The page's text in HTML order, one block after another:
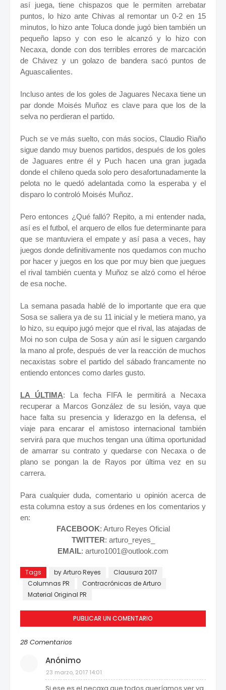
así juega, tiene chispazos que le permiten arrebatar
puntos, lo hizo ante Chivas al remontar un 0-2 en 15
minutos, lo hizo ante Toluca donde jugó bien también un
pequeño lapso y con eso le alcanzó y lo hizo con
Necaxa, donde con dos terribles errores de marcación
de Chávez y un golazo de bandera sacó puntos de
Aguascalientes.
Incluso antes de los goles de Jaguares Necaxa tiene un
par donde Moisés Muñoz es clave para que los de la
selva no perdieran el partido.
Puch se ve más suelto, con más socios, Claudio Riaño
sigue dando muy buenos partidos, después de los goles
de Jaguares entre él y Puch hacen una gran jugada
donde el chileno queda solo pero desafortunadamente la
pelota no le quedó adelantada como la esperaba y el
disparo lo controló Moisés Muñoz.
Pero entonces ¿Qué falló? Repito, a mi entender nada,
así es el futbol, el arquero de ellos fue determinante para
que se mantuviera el empate y así pasa a veces, hay
juegos donde definitivamente nos quedamos con mucho
por hacer y juegos en los que por muy bien que juegues
el rival también cuenta y Muñoz se alzó como el héroe
de esa noche.
La semana pasada hablé de lo importante que era que
Sosa se saliera ya de su 11 inicial y le metiera mano, ya
lo hizo, su equipo jugó mejor que el rival, las atajadas de
Moi no son culpa de Sosa y aún así le siguen cargando
la mano al profe, después de ver la reacción de muchos
necaxistas sobre el partido del sábado francamente no
entiendo entonces como darles gusto.
LA ÚLTIMA: La fecha FIFA le permitirá a Necaxa
recuperar a Marcos González de su lesión, vaya que
hace falta su presencia y liderazgo en la defensa, el
viaje para encarar el amistoso internacional también
servirá para que muchos tengan una última oportunidad
de amarrar su contrato y quedarse con Necaxa o de
plano se pongan la de Rayos por última vez en su
carrera.
Para cualquier duda, comentario u opinión acerca de
esta columna estoy a sus órdenes en los comentarios y
en:
FACEBOOK: Arturo Reyes Oficial
TWITTER: arturo_reyes_
EMAIL: arturo1001@outlook.com
Tags by Arturo Reyes
Clausura 2017
Columnas PR
Contracrónicas de Arturo
Material Original PR
PUBLICAR UN COMENTARIO
28 Comentarios
Anónimo
23 marzo, 2017 14:01